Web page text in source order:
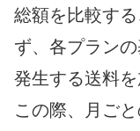
総額を比較す
ず、各プラン
発生する送料を
この際、月ご